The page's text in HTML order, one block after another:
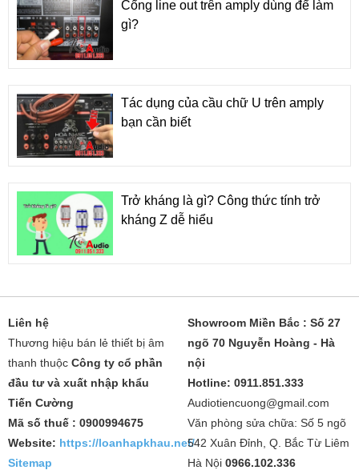
Cổng line out trên amply dùng để làm
gì?
Tác dụng của cầu chữ U trên amply
bạn cần biết
Trở kháng là gì? Công thức tính trở
kháng Z dễ hiểu
Liên hệ
Thương hiệu bán lẻ thiết bị âm
thanh thuộc Công ty cổ phần
đầu tư và xuất nhập khẩu
Tiến Cường
Mã số thuế : 0900994675
Website: https://loanhapkhau.net/
Sitemap
Showroom Miền Bắc : Số 27
ngõ 70 Nguyễn Hoàng - Hà
nội
Hotline: 0911.851.333
Audiotiencuong@gmail.com
Văn phòng sửa chữa: Số 5 ngõ
542 Xuân Đỉnh, Q. Bắc Từ Liêm
Hà Nội 0966.102.336